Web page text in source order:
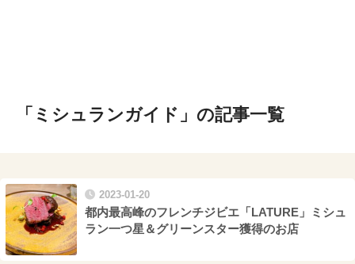
「ミシュランガイド」の記事一覧
2023-01-20
都内最高峰のフレンチジビエ「LATURE」ミシュ
ラン一つ星＆グリーンスター獲得のお店